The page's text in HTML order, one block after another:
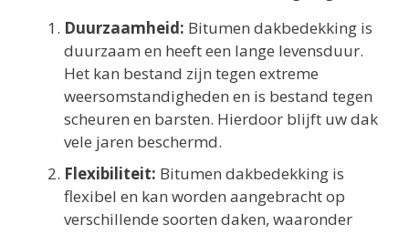
Duurzaamheid: Bitumen dakbedekking is
duurzaam en heeft een lange levensduur.
Het kan bestand zijn tegen extreme
weersomstandigheden en is bestand tegen
scheuren en barsten. Hierdoor blijft uw dak
vele jaren beschermd.
Flexibiliteit: Bitumen dakbedekking is
flexibel en kan worden aangebracht op
verschillende soorten daken, waaronder